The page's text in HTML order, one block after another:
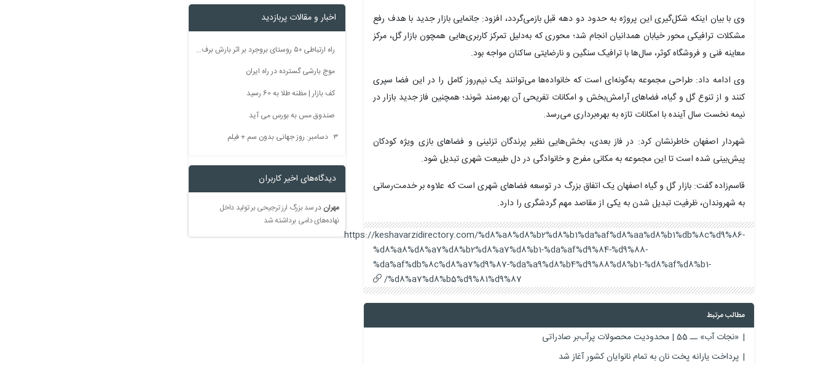
وی با بیان اینکه شکل‌گیری این پروژه به حدود دو دهه قبل بازمی‌گردد، افزود: جانمایی بازار جدید با هدف رفع
مشکلات ترافیکی محور خیابان همدانیان انجام شد؛ محوری که به‌دلیل تمرکز کاربری‌هایی همچون بازار گل، مرکز
معاینه فنی و فروشگاه کوثر، سال‌ها با ترافیک سنگین و نارضایتی ساکنان مواجه بود.
وی ادامه داد: طراحی مجموعه به‌گونه‌ای است که خانواده‌ها می‌توانند یک نیم‌روز کامل را در این فضا سپری
کنند و از تنوع گل و گیاه، فضاهای آرامش‌بخش و امکانات تفریحی آن بهره‌مند شوند؛ همچنین فاز جدید بازار در
نیمه نخست سال آینده با امکانات تازه به بهره‌برداری می‌رسد.
شهردار اصفهان خاطرنشان کرد: در فاز بعدی، بخش‌هایی نظیر پرندگان تزئینی و فضاهای بازی ویژه کودکان
پیش‌بینی شده است تا این مجموعه به مکانی مفرح و خانوادگی در دل طبیعت شهری تبدیل شود.
قاسم‌زاده گفت: بازار گل و گیاه اصفهان یک اتفاق بزرگ در توسعه فضاهای شهری است که علاوه بر خدمت‌رسانی
به شهروندان، ظرفیت تبدیل شدن به یکی از مقاصد مهم گردشگری را دارد.
https://keshavarzidirectory.com/%d8%a8%d8%b2%d8%b1%da%af%d8%aa%d8%b1%db%8c%d9%86-
%d8%a8%d8%a7%d8%b2%d8%a7%d8%b1-%da%af%d9%84-%d9%88-
%da%af%db%8c%d8%a7%d9%87-%da%a9%d8%b4%d9%88%d8%b1-%d8%af%d8%b1-
%d8%a7%d8%b5%d9%81%d9%87/
مطالب مرتبط
«نجات آب» ــ 55 | محدودیت محصولات پرآب‌بر صادراتی
پرداخت یارانه پخت نان به تمام نانوایان کشور آغاز شد
اخبار و مقالات پربازدید
راه ارتباطی ۵۰ روستای بروجرد بر اثر بارش برف مسدود شد
موج بارشی گسترده در راه ایران
کف بازار | مظنه طلا به 60 رسید
صندوق مس به بورس می آید
۳ دسامبر: روز جهانی بدون سم + فیلم
دیدگاه‌های اخیر کاربران
مهراندرسد بزرگ ارز ترجیحی بر تولید داخل
نهاده‌های دامی برداشته شد